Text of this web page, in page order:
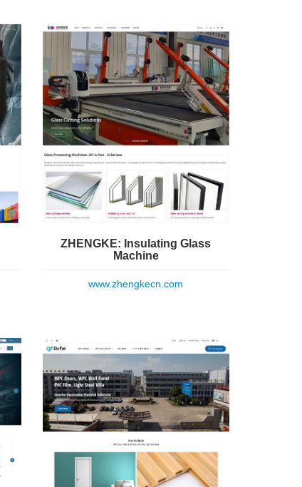
ZHENGKE: Insulating Glass
Machine
www.zhengkecn.com